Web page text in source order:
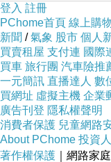
登入 註冊
PChome首頁 線上購
新聞 /氣象 股市 個人
買賣租屋 支付連 國際
買車 旅行團 汽車險推
一元簡訊 直播達人 數
買網址 虛擬主機 企業
廣告刊登 隱私權聲明
消費者保護 兒童網路
About PChome 投資
著作權保護 ｜網路家